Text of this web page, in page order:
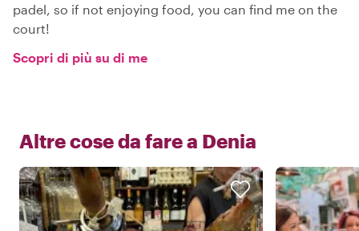
padel, so if not enjoying food, you can find me on the
court!
Scopri di più su di me
Altre cose da fare a Denia